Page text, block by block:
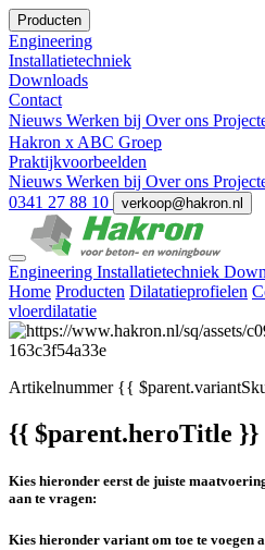
Producten
Engineering
Installatietechniek
Downloads
Contact
Nieuws Werken bij Over ons
Hakron x ABC Groep
Praktijkvoorbeelden
Nieuws Werken bij Over ons
0341 27 88 10
verkoop@hakron.nl
Engineering Installatietechniek
Home Producten Dilatatieprofielen
vloerdilatatie
Artikelnummer{{
{{ $parent.heroTitle }}
Kies hieronder eerst de juiste
aan te vragen:
Kies hieronder variant om toe te voegen